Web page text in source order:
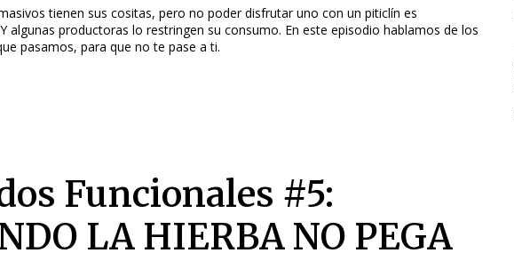
tienen sus cositas, pero no poder disfrutar uno con un piticlín es
algunas productoras lo restringen su consumo. En este episodio hablamos de los
pasamos, para que no te pase a ti.
Funcionales #5:
LA HIERBA NO PEGA